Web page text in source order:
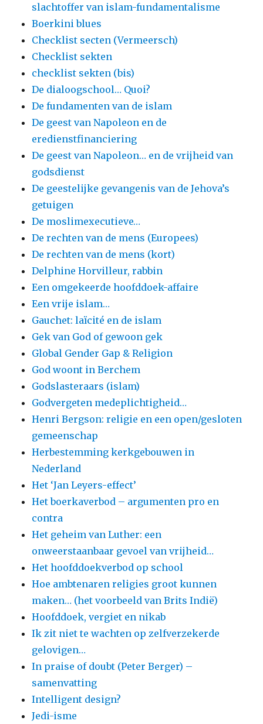
slachtoffer van islam-fundamentalisme
Boerkini blues
Checklist secten (Vermeersch)
Checklist sekten
checklist sekten (bis)
De dialoogschool… Quoi?
De fundamenten van de islam
De geest van Napoleon en de
eredienstfinanciering
De geest van Napoleon… en de vrijheid van
godsdienst
De geestelijke gevangenis van de Jehova’s
getuigen
De moslimexecutieve…
De rechten van de mens (Europees)
De rechten van de mens (kort)
Delphine Horvilleur, rabbin
Een omgekeerde hoofddoek-affaire
Een vrije islam…
Gauchet: laïcité en de islam
Gek van God of gewoon gek
Global Gender Gap & Religion
God woont in Berchem
Godslasteraars (islam)
Godvergeten medeplichtigheid…
Henri Bergson: religie en een open/gesloten
gemeenschap
Herbestemming kerkgebouwen in
Nederland
Het ‘Jan Leyers-effect’
Het boerkaverbod – argumenten pro en
contra
Het geheim van Luther: een
onweerstaanbaar gevoel van vrijheid…
Het hoofddoekverbod op school
Hoe ambtenaren religies groot kunnen
maken… (het voorbeeld van Brits Indië)
Hoofddoek, vergiet en nikab
Ik zit niet te wachten op zelfverzekerde
gelovigen…
In praise of doubt (Peter Berger) –
samenvatting
Intelligent design?
Jedi-isme